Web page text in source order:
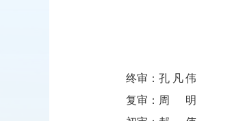
终审： 孔凡伟
复审： 周明